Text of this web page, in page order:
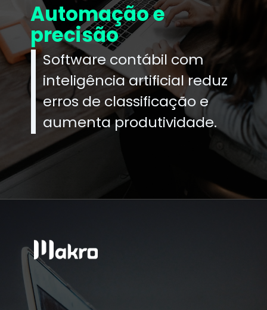
Automação e
precisão
Software contábil com
inteligência artificial reduz
erros de classificação e
aumenta produtividade.